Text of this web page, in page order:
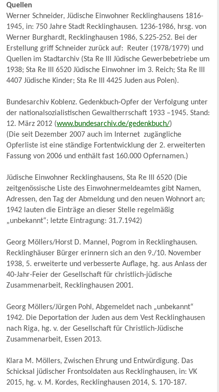
Quellen
Werner Schneider, Jüdische Einwohner Recklinghausens 1816-
1945, in: 750 Jahre Stadt Recklinghausen. 1236-1986, hrsg. von
Werner Burghardt, Recklinghausen 1986, S.225-252. Bei der
Erstellung griff Schneider zurück auf: Reuter (1978/1979) und
Quellen im Stadtarchiv (Sta Re III Jüdische Gewerbebetriebe um
1938; Sta Re III 6520 Jüdische Einwohner im 3. Reich; Sta Re III
4407 Jüdische Kinder; Sta Re III 4425 Juden aus Polen).
Bundesarchiv Koblenz. Gedenkbuch-Opfer der Verfolgung unter
der nationalsozialistischen Gewaltherrschaft 1933 –1945. Stand:
12. März 2012 (www.bundesarchiv.de/gedenkbuch/)
(Die seit Dezember 2007 auch im Internet zugängliche
Opferliste ist eine ständige Fortentwicklung der 2. erweiterten
Fassung von 2006 und enthält fast 160.000 Opfernamen.)
Jüdische Einwohner Recklinghausens, Sta Re III 6520 (Die
zeitgenössische Liste des Einwohnermeldeamtes gibt Namen,
Adressen, den Tag der Abmeldung und den neuen Wohnort an;
1942 lauten die Einträge an dieser Stelle regelmäßig
„unbekannt“; letzte Eintragung: 31.7.1942)
Georg Möllers/Horst D. Mannel, Pogrom in Recklinghausen.
Recklinghäuser Bürger erinnern sich an den 9./10. November
1938, 5. erweiterte und verbesserte Auflage, hg. aus Anlass der
40-Jahr-Feier der Gesellschaft für christlich-jüdische
Zusammenarbeit, Recklinghausen 2001.
Georg Möllers/Jürgen Pohl, Abgemeldet nach „unbekannt“
1942. Die Deportation der Juden aus dem Vest Recklinghausen
nach Riga, hg. v. der Gesellschaft für Christlich-Jüdische
Zusammenarbeit, Essen 2013.
Klara M. Möllers, Zwischen Ehrung und Entwürdigung. Das
Schicksal jüdischer Frontsoldaten aus Recklinghausen, in: VK
2015, hg. v. M. Kordes, Recklinghausen 2014, S. 170-187.